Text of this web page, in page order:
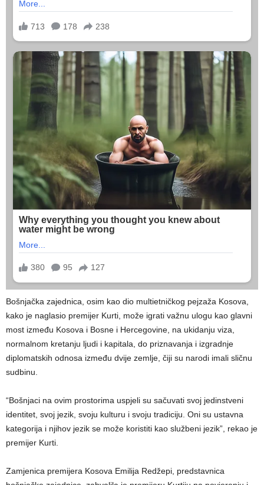
Bošnjačka zajednica, osim kao dio multietničkog pejzaža Kosova,
kako je naglasio premijer Kurti, može igrati važnu ulogu kao glavni
most između Kosova i Bosne i Hercegovine, na ukidanju viza,
normalnom kretanju ljudi i kapitala, do priznavanja i izgradnje
diplomatskih odnosa između dvije zemlje, čiji su narodi imali sličnu
sudbinu.
“Bošnjaci na ovim prostorima uspjeli su sačuvati svoj jedinstveni
identitet, svoj jezik, svoju kulturu i svoju tradiciju. Oni su ustavna
kategorija i njihov jezik se može koristiti kao službeni jezik”, rekao je
premijer Kurti.
Zamjenica premijera Kosova Emilija Redžepi, predstavnica